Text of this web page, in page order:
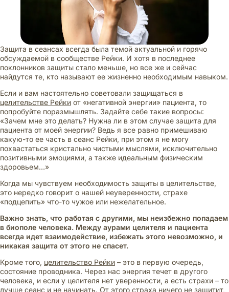
Защита в сеансах всегда была темой актуальной и горячо
обсуждаемой в сообществе Рейки. И хотя в последнее
поклонников защиты стало меньше, но все же и сейчас
найдутся те, кто называют ее жизненно необходимым навыком.
Если и вам настоятельно советовали защищаться в
целительстве Рейки от «негативной энергии» пациента, то
попробуйте поразмышлять. Задайте себе такие вопросы:
«Зачем мне это делать? Нужна ли в этом случае защита для
пациента от моей энергии? Ведь я все равно примешиваю
какую-то ее часть в сеанс Рейки, при этом я не могу
похвастаться кристально чистыми мыслями, исключительно
позитивными эмоциями, а также идеальным физическим
здоровьем…»
Когда мы чувствуем необходимость защиты в целительстве,
это нередко говорит о нашей неуверенности, страхе
«подцепить» что-то чужое или нежелательное.
Важно знать, что работая с другими, мы неизбежно попадаем
в биополе человека. Между аурами целителя и пациента
всегда идет взаимодействие, избежать этого невозможно, и
никакая защита от этого не спасет.
Кроме того, целительство Рейки – это в первую очередь,
состояние проводника. Через нас энергия течет в другого
человека, и если у целителя нет уверенности, а есть страхи – то
лучше сеанс и не начинать. От этого страха ничего не защитит,